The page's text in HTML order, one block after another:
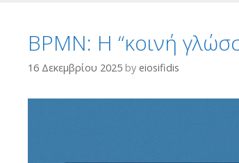
BPMN: Η “κοινή
16 Δεκεμβρίου 2025 by eiosifidis